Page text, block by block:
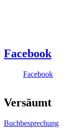
Facebook
Facebook
Versäumt
Buchbesprechung